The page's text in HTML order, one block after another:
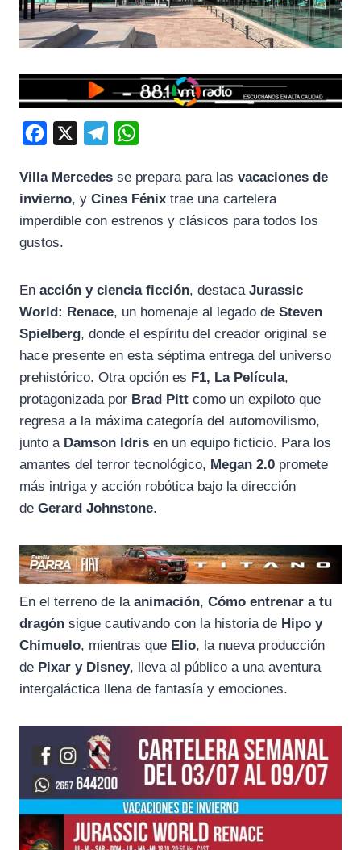
c
e
b
l
e
g
a
t
s
Villa Mercedes se prepara para las vacaciones de
invierno, y Cines Fénix trae una cartelera
imperdible con estrenos y clásicos para todos los
gustos.
En acción y ciencia ficción, destaca Jurassic
World: Renace, un homenaje al legado de Steven
Spielberg, donde el espíritu del creador original se
hace presente en esta séptima entrega del universo
prehistórico. Otra opción es F1, La Película,
protagonizada por Brad Pitt como un expiloto que
regresa a la máxima categoría del automovilismo,
junto a Damson Idris en un equipo ficticio. Para los
amantes del terror tecnológico, Megan 2.0 promete
más intriga y acción robótica bajo la dirección
de Gerard Johnstone.
En el terreno de la animación, Cómo entrenar a tu
dragón sigue cautivando con la historia de Hipo y
Chimuelo, mientras que Elio, la nueva producción
de Pixar y Disney, lleva al público a una aventura
intergaláctica llena de fantasía y emociones.